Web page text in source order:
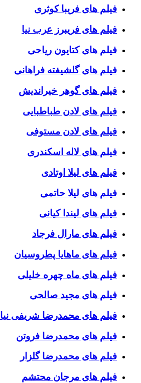
فیلم های فریبا کوثری
فیلم های فریبرز عرب نیا
فیلم های کتایون ریاحی
فیلم های گلشیفته فراهانی
فیلم های گوهر خیراندیش
فیلم های لادن طباطبایی
فیلم های لادن مستوفی
فیلم های لاله اسکندری
فیلم های لیلا اوتادی
فیلم های لیلا حاتمی
فیلم های لیندا کیانی
فیلم های مارال فرجاد
فیلم های ماهایا پطروسیان
فیلم های ماه چهره خلیلی
فیلم های مجید صالحی
فیلم های محمدرضا شریفی نیا
فیلم های محمدرضا فروتن
فیلم های محمدرضا گلزار
فیلم های مرجان محتشم